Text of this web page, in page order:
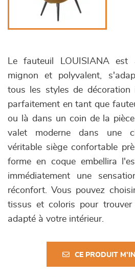
Le fauteuil LOUISIANA
mignon et polyvalent,
tous les styles de décoration
parfaitement en tant que
ou là dans un coin de la
valet moderne dans une
véritable siège confortable
forme en coque embellira
immédiatement une
réconfort. Vous pouvez
tissus et coloris pour
adapté à votre intérieur.
CE PRODUIT